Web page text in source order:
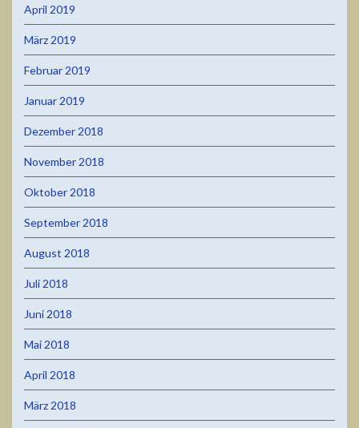
April 2019
März 2019
Februar 2019
Januar 2019
Dezember 2018
November 2018
Oktober 2018
September 2018
August 2018
Juli 2018
Juni 2018
Mai 2018
April 2018
März 2018